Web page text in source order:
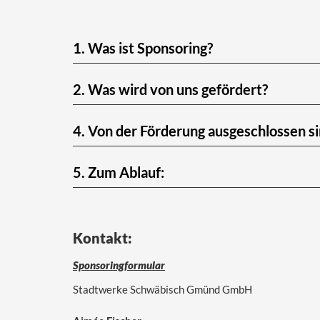
1. Was ist Sponsoring?
2. Was wird von uns gefördert?
4. Von der Förderung ausgeschlossen
5. Zum Ablauf:
Kontakt:
Sponsoringformular
Stadtwerke Schwäbisch Gmünd GmbH